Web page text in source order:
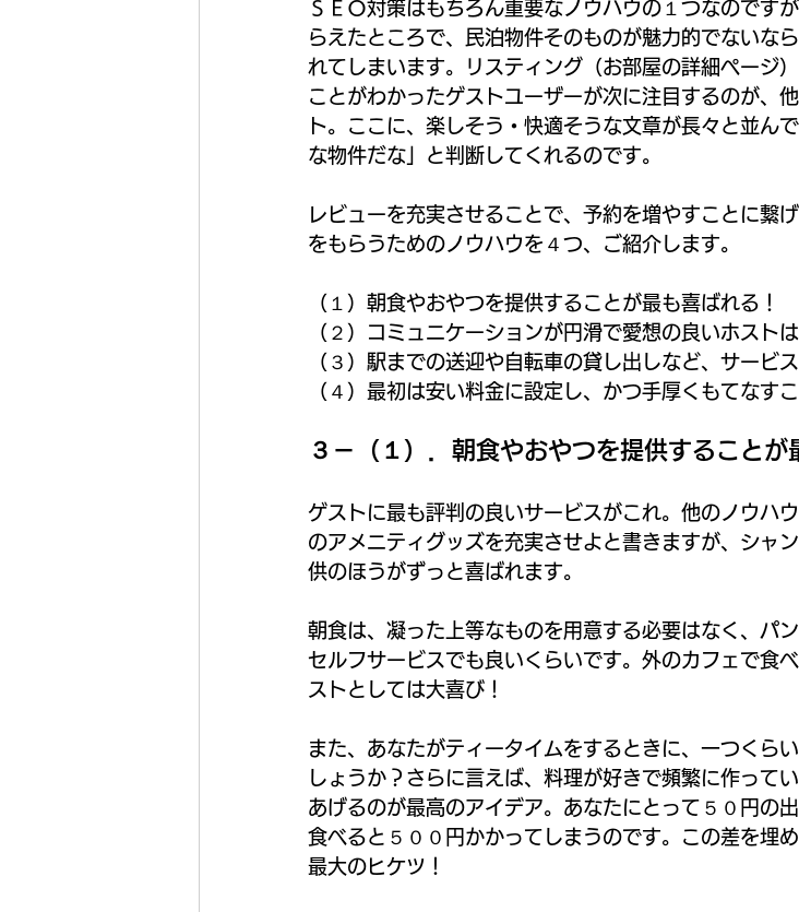
ＳＥＯ対策はもちろん重要なノウハウの１つなのです
らえたところで、民泊物件そのものが魅力的でないな
れてしまいます。リスティング（お部屋の詳細ページ
ことがわかったゲストユーザーが次に注目するのが、
ト。ここに、楽しそう・快適そうな文章が長々と並ん
な物件だな」と判断してくれるのです。
レビューを充実させることで、予約を増やすことに繋
をもらうためのノウハウを４つ、ご紹介します。
（１）朝食やおやつを提供することが最も喜ばれる！
（２）コミュニケーションが円滑で愛想の良いホスト
（３）駅までの送迎や自転車の貸し出しなど、サービ
（４）最初は安い料金に設定し、かつ手厚くもてなす
３－（１）．朝食やおやつを提供することが
ゲストに最も評判の良いサービスがこれ。他のノウハ
のアメニティグッズを充実させよと書きますが、シャ
供のほうがずっと喜ばれます。
朝食は、凝った上等なものを用意する必要はなく、パ
セルフサービスでも良いくらいです。外のカフェで食
ストとしては大喜び！
また、あなたがティータイムをするときに、一つくら
しょうか？さらに言えば、料理が好きで頻繁に作って
あげるのが最高のアイデア。あなたにとって５０円の
食べると５００円かかってしまうのです。この差を埋
最大のヒケツ！